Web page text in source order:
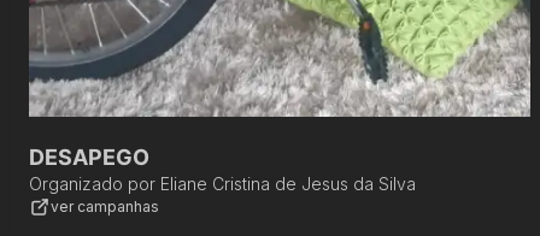
DESAPEGO
Organizado por Eliane Cristina de Jesus da Silva
ver campanhas